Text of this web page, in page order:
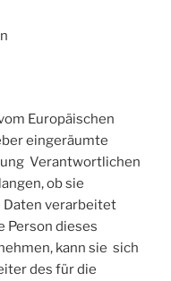
Europäischen
eingeräumte
Verantwortlichen
ob sie
verarbeitet
Person dieses
kann sie sich
des für die